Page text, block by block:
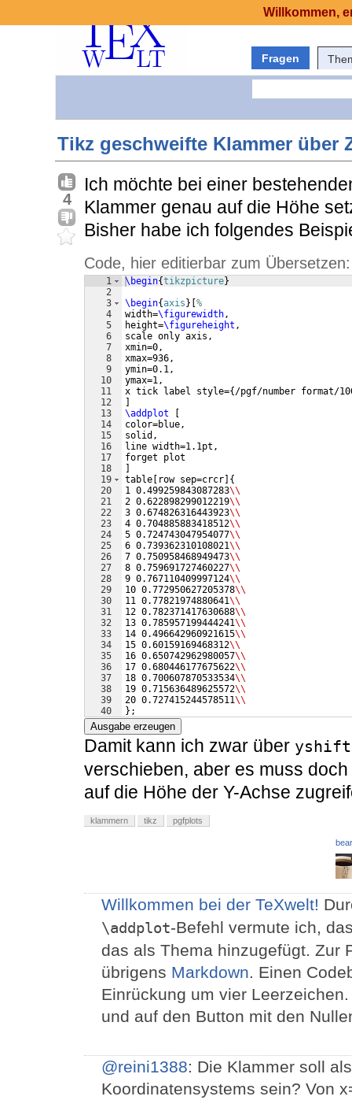
Fragen
Tikz geschweifte Klammer über
4
Ich möchte bei einer
Klammer genau auf die Höhe
Bisher habe ich folgendes
Code, hier editierbar zum Übersetzen:
1
2
3
4
5
6
7
8
9
10
11
12
13
14
15
16
17
18
19
20
21
22
23
24
25
26
27
28
29
30
31
32
33
34
35
36
37
38
39
40
41
\begin{tikzpicture}
\begin{axis } %
width=\figurewidth,
height=\figureheight ,
scale only axis,
xmin=0,
xmax=936,
ymin=0.1,
ymax=1,
x tick label style={ /pgf/number format/
\addplot
color=blue,
solid,
line width=1.1pt,
forget plot
table
row sep=crcr {
1 0.499259843087283\\
2 0.622898299012219\\
3 0.674826316443923\\
4 0.704885883418512\\
5 0.724743047954077\\
6 0.739362310108021\\
7 0.750958468949473\\
8 0.759691727460227\\
9 0.767110409997124\\
10 0.772950627205378\\
11 0.77821974880641\\
12 0.782371417630688\\
13 0.785957199444241\\
14 0.496642960921615\\
15 0.60159169468312\\
16 0.650742962980057\\
17 0.680446177675622\\
18 0.700607870533534\\
19 0.715636489625572\\
20 0.727415244578511\\
} ;
Ausgabe erzeugen
Damit kann ich zwar über yshift
verschieben, aber es muss
auf die Höhe der Y-Achse
klammern tikz pgfplots
Willkommen bei der TeXwelt!
\addplot-Befehl vermute ich,
das als Thema hinzugefügt. Zur
übrigens Markdown. Einen
Einrückung um vier
und auf den Button mit den
@reini1388: Die Klammer soll
Koordinatensystems sein? Von
Willkommen,